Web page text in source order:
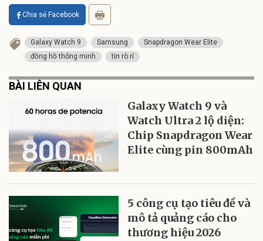
Chia sẻ Facebook
Galaxy Watch 9 Samsung
Snapdragon Wear Elite
đồng hồ thông minh
tin rò rỉ
BÀI LIÊN QUAN
Galaxy Watch 9 và
Watch Ultra 2 lộ diện:
Chip Snapdragon Wear
Elite cùng pin 800mAh
5 công cụ tạo tiêu đề và
mô tả quảng cáo cho
thương hiệu 2026